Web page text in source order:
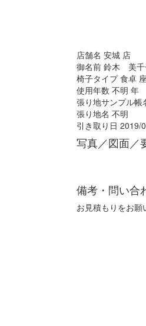
店舗名 安城 店
御名前 鈴木 美千
椅子タイプ食卓
使用年数 不明 年
張り地サンプル帳
張り地名 不明
引き取り日 2019/
写真／図面／
備考・問い合
お見積もりをお